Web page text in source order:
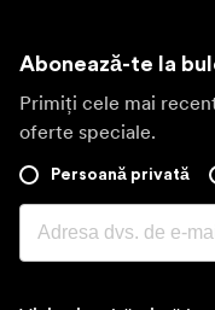
Abonează-te la
Primiți cele mai
oferte speciale.
Persoană privată